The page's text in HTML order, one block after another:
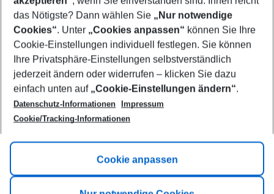
Footer
Footer navigation
Title A
Link A
das Nötigste? Dann wählen Sie „Nur notwendige
Cookies“. Unter „Cookies anpassen“ können Sie Ihre
Cookie-Einstellungen individuell festlegen. Sie können
Ihre Privatsphäre-Einstellungen selbstverständlich
jederzeit ändern oder widerrufen – klicken Sie dazu
einfach unten auf „Cookie-Einstellungen ändern“.
Datenschutz-Informationen
Impressum
Cookie/Tracking-Informationen
Cookie anpassen